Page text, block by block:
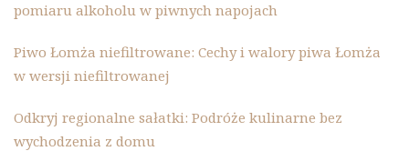
pomiaru alkoholu w piwnych napojach
Piwo Łomża niefiltrowane: Cechy i walory piwa Łomża
w wersji niefiltrowanej
Odkryj regionalne sałatki: Podróże kulinarne bez
wychodzenia z domu